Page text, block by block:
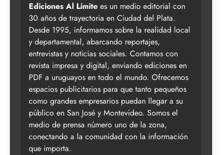
Ediciones Al Límite es un medio editorial con
30 años de trayectoria en Ciudad del Plata.
Desde 1995, informamos sobre la realidad local
y departamental, abarcando reportajes,
entrevistas y noticias sociales. Contamos con
revista impresa y digital, enviando ediciones en
PDF a uruguayos en todo el mundo. Ofrecemos
espacios publicitarios para que tanto pequeños
como grandes empresarios puedan llegar a su
público en San José y Montevideo. Somos el
medio de prensa número uno de la zona,
conectando a la comunidad con la información
que importa.